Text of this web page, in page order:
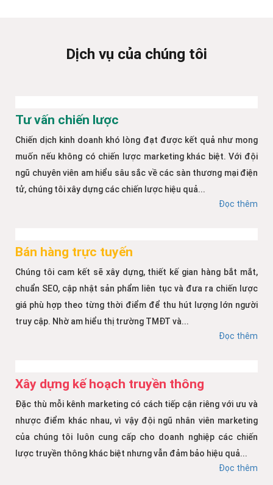
Dịch vụ của chúng tôi
Tư vấn chiến lược
Chiến dịch kinh doanh khó lòng đạt được kết quả như mong
muốn nếu không có chiến lược marketing khác biệt. Với đội
ngũ chuyên viên am hiểu sâu sắc về các sàn thương mại điện
tử, chúng tôi xây dựng các chiến lược hiệu quả...
Đọc thêm
Bán hàng trực tuyến
Chúng tôi cam kết sẽ xây dựng, thiết kế gian hàng bắt mắt,
chuẩn SEO, cập nhật sản phẩm liên tục và đưa ra chiến lược
giá phù hợp theo từng thời điểm để thu hút lượng lớn người
truy cập. Nhờ am hiểu thị trường TMĐT và...
Đọc thêm
Xây dựng kế hoạch truyền thông
Đặc thù mỗi kênh marketing có cách tiếp cận riêng với ưu và
nhược điểm khác nhau, vì vậy đội ngũ nhân viên marketing
của chúng tôi luôn cung cấp cho doanh nghiệp các chiến
lược truyền thông khác biệt nhưng vẫn đảm bảo hiệu quả...
Đọc thêm